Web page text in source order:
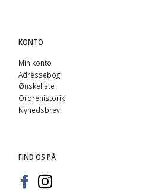
KONTO
Min konto
Adressebog
Ønskeliste
Ordrehistorik
Nyhedsbrev
FIND OS PÅ